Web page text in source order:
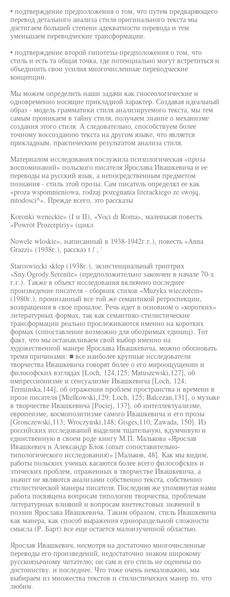
• подтверждение предположения о том, что путем предваряющего
перевод детального анализа стиля оригинального текста мы
достигаем большей степени адекватности перевода и тем
уменьшаем переводческие трансформации.
• подтверждение второй гипотезы-предположения о том, что
стиль и есть та общая точка, где потенциально могут встретиться и
объединить свои усилия многочисленные переводческие
концепции.
Мы можем определить наши задачи как гносеологические и
одновременно носящие прикладной характер. Создавая идеальный
образ - модель грамматики стиля анализируемого текста, мы тем
самым проникаем в тайну стиля, получаем знание о механизме
создания этого стиля. А следовательно, способствуем более
точному воссозданию текста на другом языке, что является
прикладным, практическим результатом анализа стиля.
Материалом исследования послужила психологическая «проза
воспоминаний» польского писателя Ярослава Ивашкевича и ее
переводы на русский язык, а непосредственным предметом
познания - стиль этой прозы. Сам писатель определял ее как
«proza wspomnieniowa, rodzaj pozegnania literackiego ze swojq,
mtodosci^». Прежде всего, это рассказы
Koronki weneckie» (I и II), «Voci di Roma», маленькая повесть
«Powröt Prozerpiriy» (цикл
Nowele wloskie», написанный в 1938-1942г.г.), повесть «Anna
Grazzi» (1938г.), рассказ t / , '
Staroswiecki sklep (1938г.), экзистенциальный триптрих
«Sny.Ogrody.Serenite» (предположительно закончен в начале 70-х
г.г.). Также в объект исследования включено последнее
произведение писателя - сборник стихов «Muzyka wieczorem»
(1980г.), пронизанный все той же семантикой ретроспекции,
возвращения в свое прошлое. Речь идет в основном о «коротких»
литературных формах, так как семантико-стилистические
трансформации реально прослеживаются именно на коротких
формах (сопоставление возможно для обозримых единиц). Тот
факт, что мы останавливаем свой выбор именно на
художественной манере Ярослава Ивашкевича, можно обосновать
тремя причинами: ■ все наиболее крупные исследователи
творчества Ивашкевича говорят более о его мироощущении и
философских взглядах [Loch, 124,125; Matuszewski,127], об
импрессионизме и сенсуализме Ивашкевича [Loch, 124;
Terminska,144], об отражении проблем пространства и времени в
прозе писателя [Mielkowski,129; Loch, 125; Balcezan,131], о музыке
в творчестве Ивашкевича [Pociej, 137], об интеллектуализме,
европеизме, космополитизме самого Ивашкевича и его прозы
[Gronczewski,113; Wroczynski,148; Gisges,110; Zawada, 150]. Из
российских исследований выделим тщательную, вдумчивую и
единственную в своем роде книгу М.П. Малькова «Ярослав
Ивашкевич и Александр Блок (опыт сопоставительно-
типологического исследования)» [Мальков, 48]. Как мы видим,
работы польских ученых касаются более всего философских и
этических проблем, отраженных в творчестве Ивашкевича, а
значит не являются анализами собственно текста, собственно
стилистической манеры писателя. Последняя же упомянутая нами
работа посвящена вопросам типологии творчества, проблемам
литературных влияний и вопросам внетекстовых значений в
поэзии Ярослава Ивашкевича. Таким образом, стиль Ивашкевича
как манера, как способ выражения единораздельной сложности
смысла (Р. Барт) все еще остается малоизученной областью.
Ярослав Ивашкевич, несмотря на достаточно многочисленные
переводы его произведений, недостаточно знаком широкому
русскоязычному читателю; он сам и его стиль не оценены по
достоинству. и последнее. Что тоже очень немаловажно, мы
выбираем из множества текстов и стилистических манер то, что
любим.